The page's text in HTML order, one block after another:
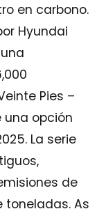
en carbono.
Hyundai
Pies –
una opción
La serie
de
toneladas. As